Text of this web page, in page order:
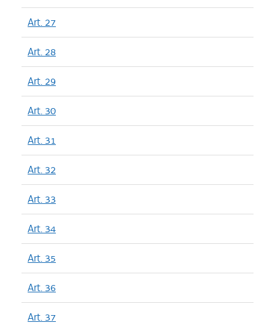
Art. 27
Art. 28
Art. 29
Art. 30
Art. 31
Art. 32
Art. 33
Art. 34
Art. 35
Art. 36
Art. 37